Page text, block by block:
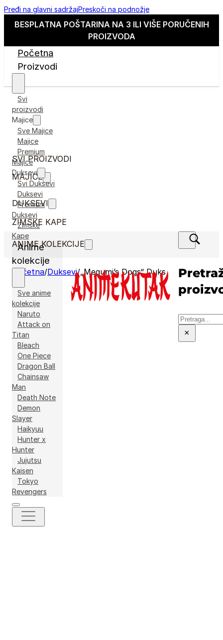
Pređi na glavni sadržajPreskoči na podnožje
BESPLATNA POŠTARINA NA 3 ILI VIŠE PORUČENIH
PROIZVODA
Početna
Proizvodi
Svi
proizvodi
Majice
Sve Majice
Majice
Premium
Majice
Duksevi
Svi Duksevi
Duksevi
Premium
Duksevi
Zimske
Kape
Anime
kolekcije
Sve anime
kolekcije
Naruto
Attack on
Titan
Bleach
One Piece
Dragon Ball
Chainsaw
Man
Death Note
Demon
Slayer
Haikyuu
Hunter x
Hunter
Jujutsu
Kaisen
Tokyo
Revengers
Pretraga
×
SVI PROIZVODI
MAJICE
DUKSEVI
ZIMSKE KAPE
ANIME KOLEKCIJE
Početna/Duksevi/„Megumi’s Dogs“ Duks